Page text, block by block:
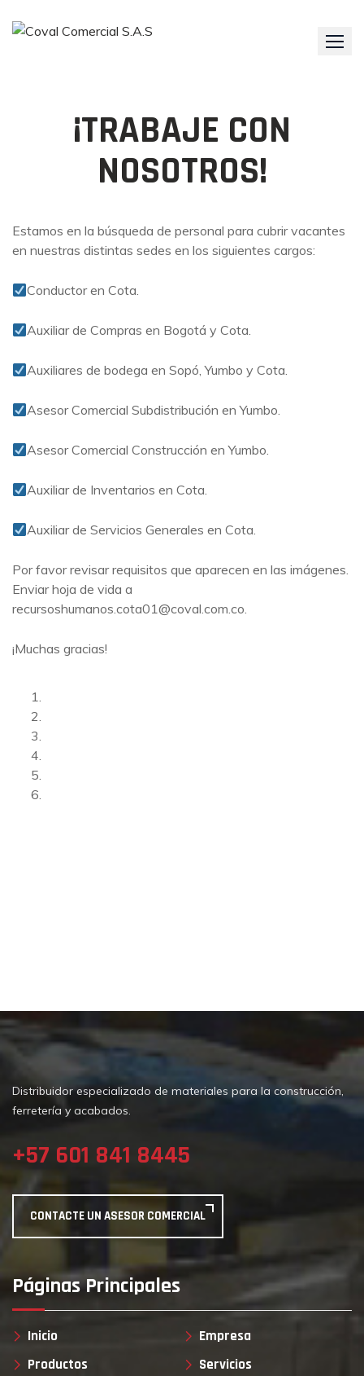
¡TRABAJE CON
NOSOTROS!
Estamos en la búsqueda de personal para cubrir vacantes
en nuestras distintas sedes en los siguientes cargos:
Conductor en Cota.
Auxiliar de Compras en Bogotá y Cota.
Auxiliares de bodega en Sopó, Yumbo y Cota.
Asesor Comercial Subdistribución en Yumbo.
Asesor Comercial Construcción en Yumbo.
Auxiliar de Inventarios en Cota.
Auxiliar de Servicios Generales en Cota.
Por favor revisar requisitos que aparecen en las imágenes.
Enviar hoja de vida a
recursoshumanos.cota01@coval.com.co.
¡Muchas gracias!
Distribuidor especializado de materiales para la construcción,
ferretería y acabados.
+57 601 841 8445
CONTACTE UN ASESOR COMERCIAL
Páginas Principales
Inicio
Empresa
Productos
Servicios